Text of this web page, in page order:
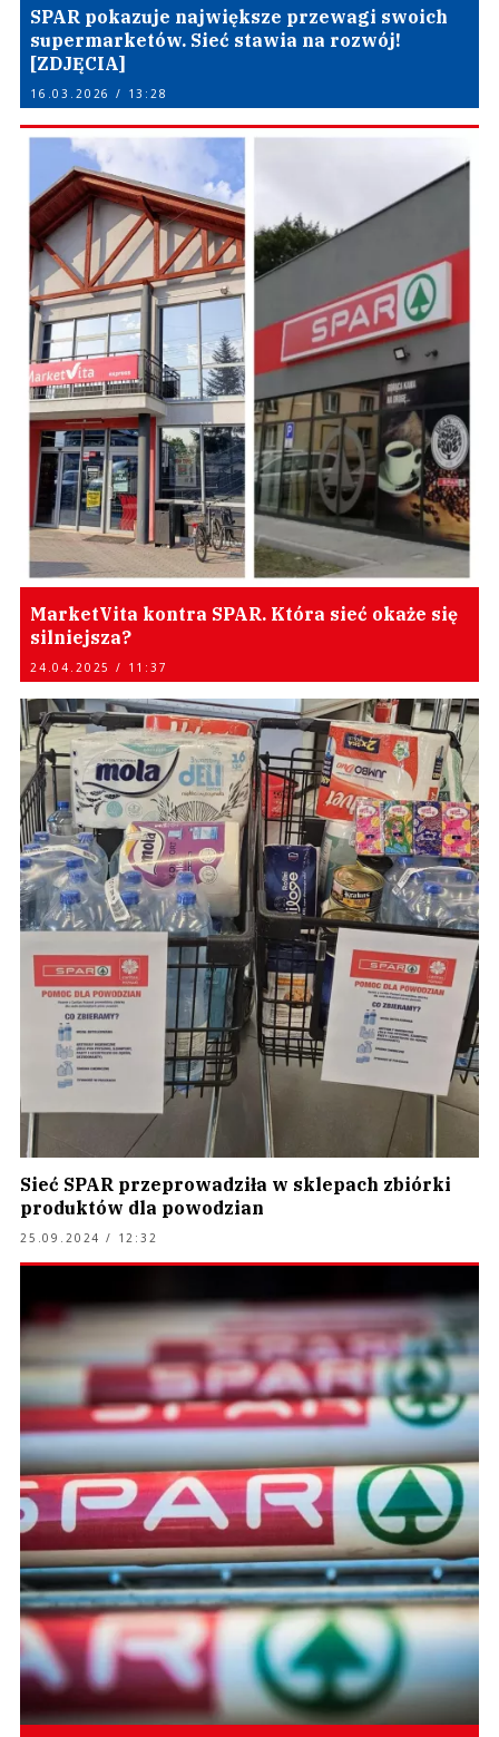
SPAR pokazuje największe przewagi swoich
supermarketów. Sieć stawia na rozwój!
[ZDJĘCIA]
16.03.2026 / 13:28
MarketVita kontra SPAR. Która sieć okaże się
silniejsza?
24.04.2025 / 11:37
Sieć SPAR przeprowadziła w sklepach zbiórki
produktów dla powodzian
25.09.2024 / 12:32